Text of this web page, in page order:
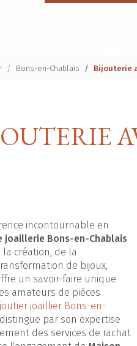
Bons-en-Chablais Bijouterie
incontournable en
joaillerie Bons-en-Chablais
la création, de la
de bijoux,
un savoir-faire unique
amateurs de pièces
joaillier Bons-en-
par son expertise
des services de rachat